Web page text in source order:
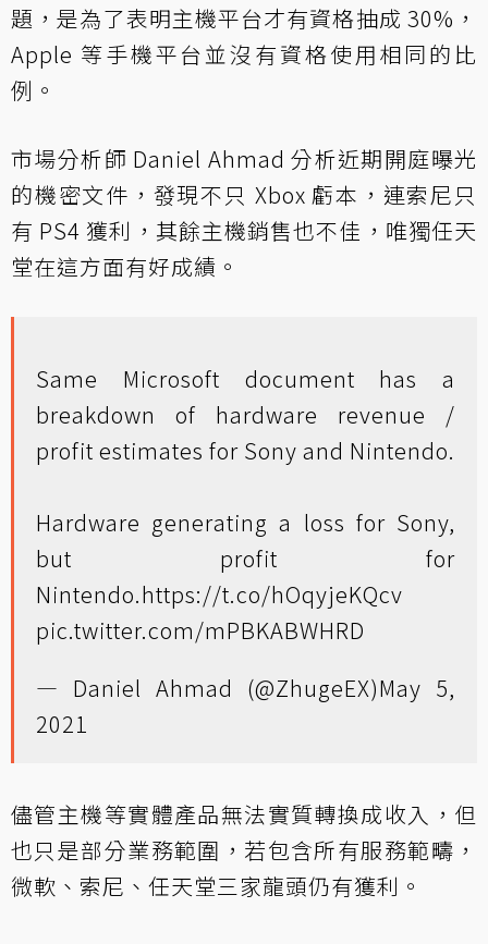
題，是為了表明主機平台才有資格抽成 30%，
Apple 等手機平台並沒有資格使用相同的比
例。
市場分析師 Daniel Ahmad 分析近期開庭曝光
的機密文件，發現不只 Xbox 虧本，連索尼只
有 PS4 獲利，其餘主機銷售也不佳，唯獨任天
堂在這方面有好成績。
Same Microsoft document has a
breakdown of hardware revenue /
profit estimates for Sony and Nintendo.
Hardware generating a loss for Sony,
but profit for
Nintendo.https://t.co/hOqyjeKQcv
pic.twitter.com/mPBKABWHRD
— Daniel Ahmad (@ZhugeEX)May 5,
2021
儘管主機等實體產品無法實質轉換成收入，但
也只是部分業務範圍，若包含所有服務範疇，
微軟、索尼、任天堂三家龍頭仍有獲利。